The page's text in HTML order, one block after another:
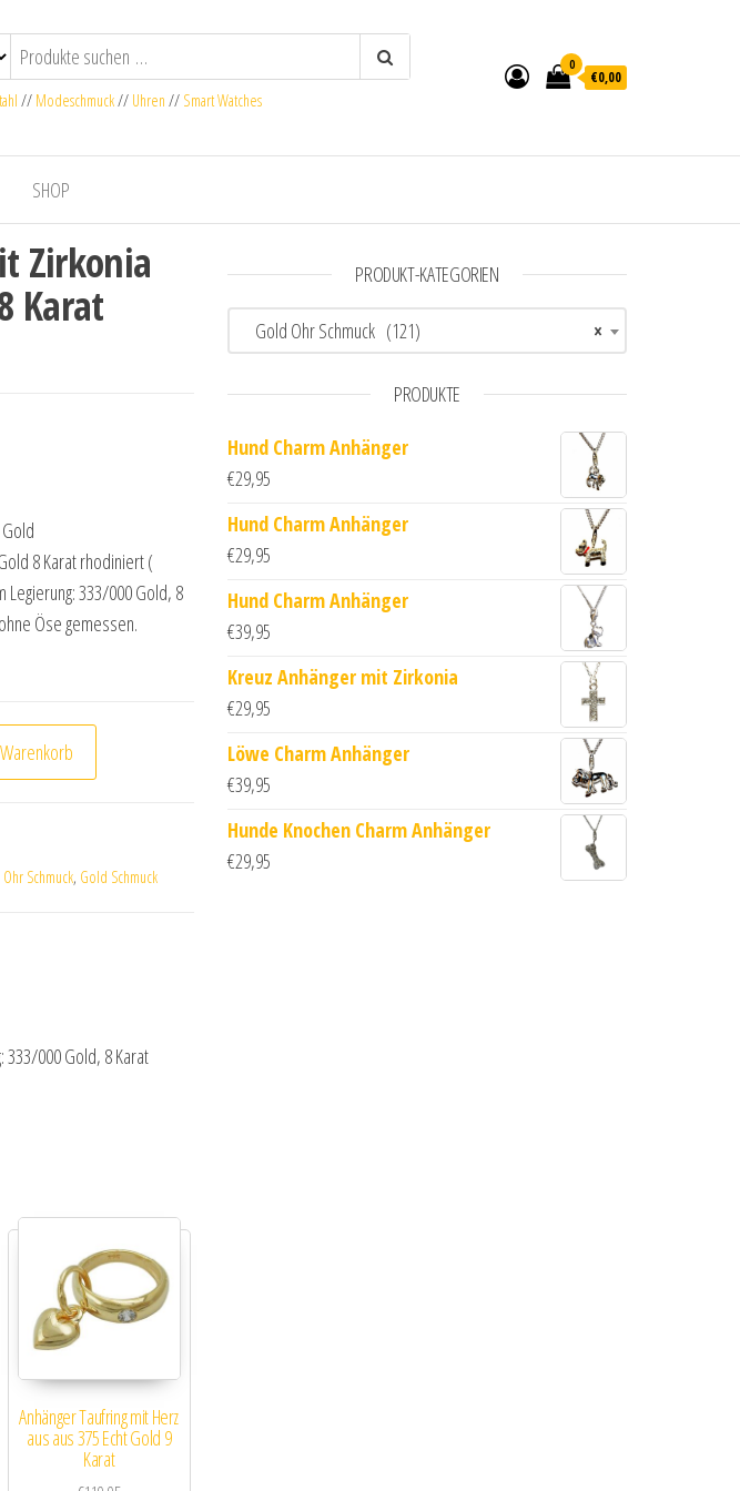
// Modeschmuck// Uhren // Smart Watches
0
€0,00
SHOP
Zirkonia
Karat
8 Karat rhodiniert (
Legierung: 333/000 Gold, 8
Öse gemessen.
aus 333 Gold 8 Karat rhodiniert Menge
Schmuck, Gold Schmuck
333/000 Gold, 8 Karat
Anhänger Taufring mit Herz
aus aus 375 Echt Gold 9
Karat
PRODUKT-KATEGORIEN
×
Gold Ohr Schmuck (121)
PRODUKTE
Hund Charm Anhänger
€29,95
Hund Charm Anhänger
€29,95
Hund Charm Anhänger
€39,95
Kreuz Anhänger mit Zirkonia
€29,95
Löwe Charm Anhänger
€39,95
Hunde Knochen Charm Anhänger
€29,95